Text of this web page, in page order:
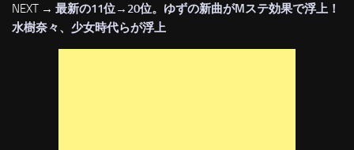
NEXT → 最新の11位→20位。ゆずの新曲がMステ効果で浮上！
水樹奈々、少女時代らが浮上